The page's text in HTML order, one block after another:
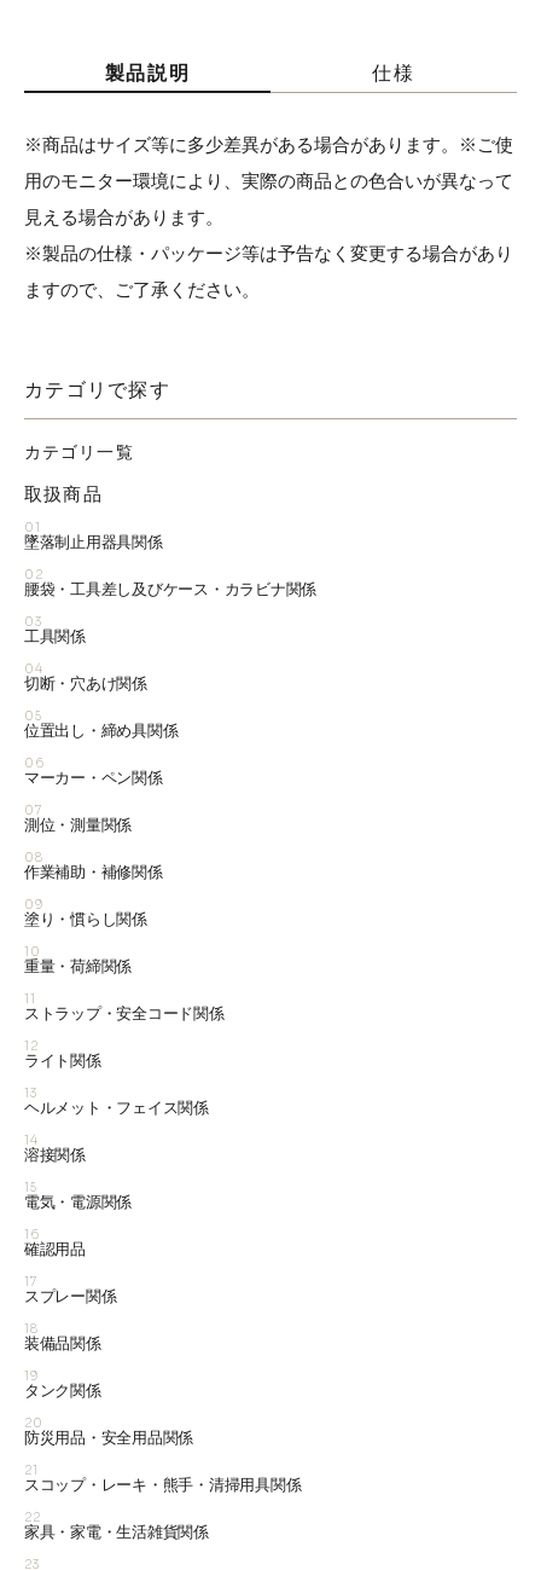
製品説明 仕様
※商品はサイズ等に多少差異がある場合があります。※ご使
用のモニター環境により、実際の商品との色合いが異なって
見える場合があります。
※製品の仕様・パッケージ等は予告なく変更する場合があり
ますので、ご了承ください。
カテゴリで探す
カテゴリ一覧
取扱商品
01
墜落制止用器具関係
02
腰袋・工具差し及びケース・カラビナ関係
03
工具関係
04
切断・穴あけ関係
05
位置出し・締め具関係
06
マーカー・ペン関係
07
測位・測量関係
08
作業補助・補修関係
09
塗り・慣らし関係
10
重量・荷締関係
11
ストラップ・安全コード関係
12
ライト関係
13
ヘルメット・フェイス関係
14
溶接関係
15
電気・電源関係
16
確認用品
17
スプレー関係
18
装備品関係
19
タンク関係
20
防災用品・安全用品関係
21
スコップ・レーキ・熊手・清掃用具関係
22
家具・家電・生活雑貨関係
23